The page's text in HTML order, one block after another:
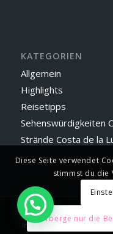
KATEGORIEN
Allgemein
Highlights
Reisetipps
Sehenswürdigkeiten
Strände Costa de la
© 2023 - Vejer by Manuel
Impressum
Diese Seite verwendet
stimmst du die
Verberge nur die